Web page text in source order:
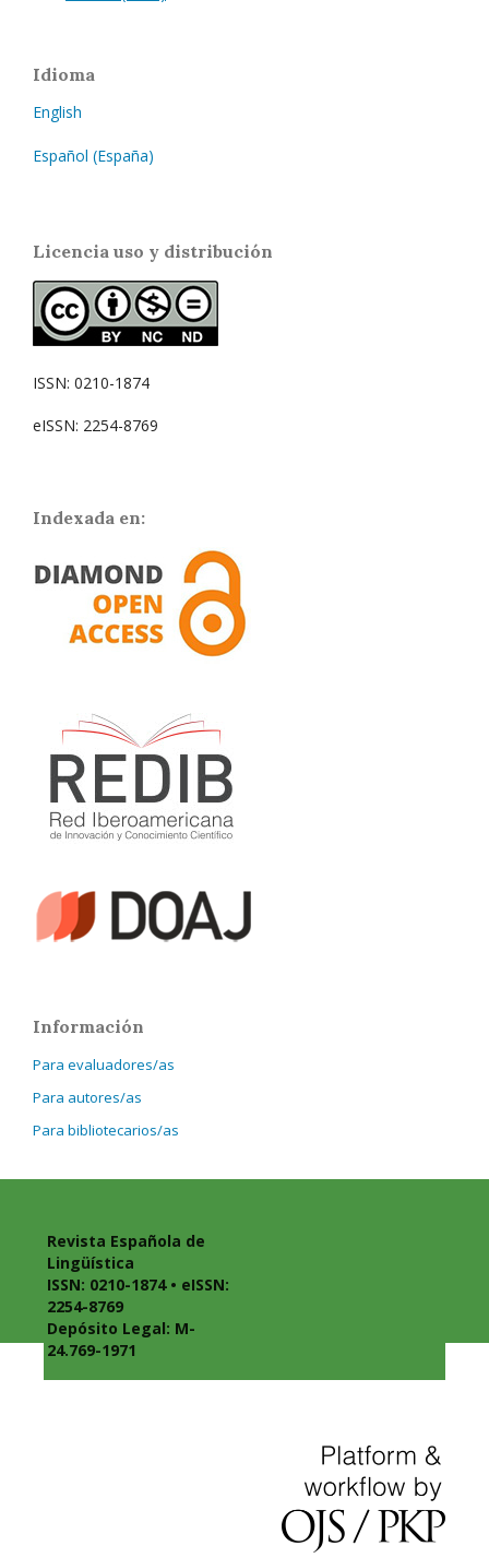
Idioma
English
Español (España)
Licencia uso y distribución
ISSN: 0210-1874
eISSN: 2254-8769
Indexada en:
Información
Para evaluadores/as
Para autores/as
Para bibliotecarios/as
Revista Española de
Lingüística
ISSN: 0210-1874 • eISSN:
2254-8769
Depósito Legal: M-
24.769-1971